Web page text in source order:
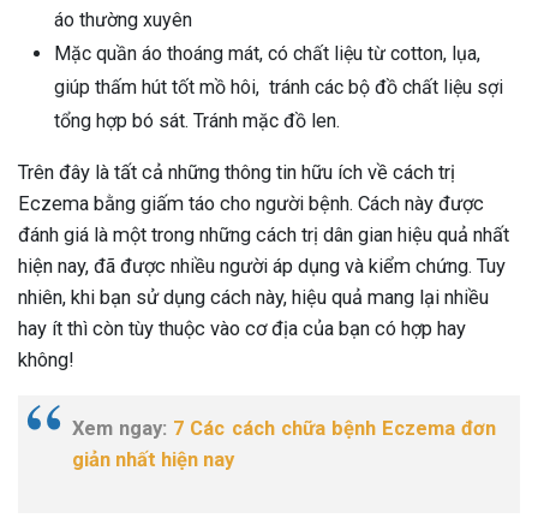
áo thường xuyên
Mặc quần áo thoáng mát, có chất liệu từ cotton, lụa,
giúp thấm hút tốt mồ hôi, tránh các bộ đồ chất liệu sợi
tổng hợp bó sát. Tránh mặc đồ len.
Trên đây là tất cả những thông tin hữu ích về cách trị
Eczema bằng giấm táo cho người bệnh. Cách này được
đánh giá là một trong những cách trị dân gian hiệu quả nhất
hiện nay, đã được nhiều người áp dụng và kiểm chứng. Tuy
nhiên, khi bạn sử dụng cách này, hiệu quả mang lại nhiều
hay ít thì còn tùy thuộc vào cơ địa của bạn có hợp hay
không!
Xem ngay: 7 Các cách chữa bệnh Eczema đơn
giản nhất hiện nay